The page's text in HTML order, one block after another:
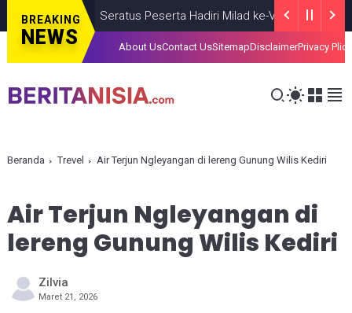
BREAKING
NEWS
Seratus Peserta Hadiri Milad ke-VI HIMMAH DIY
About UsContact UsSitemapDisclaimerPrivacy Plice
Beranda Trevel Air Terjun Ngleyangan di lereng Gunung Wilis Kediri
Air Terjun Ngleyangan di
lereng Gunung Wilis Kediri
Zilvia
Maret 21, 2026